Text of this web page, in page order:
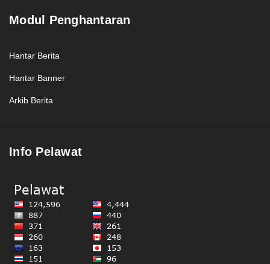
Modul Penghantaran
Hantar Berita
Hantar Banner
Arkib Berita
Info Pelawat